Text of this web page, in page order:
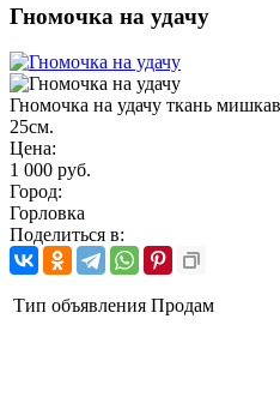
Гномочка на удачу
Гномочка на удачу ткань
25см.
Цена:
1 000 руб.
Город:
Горловка
Поделиться в:
Тип объявления Продам